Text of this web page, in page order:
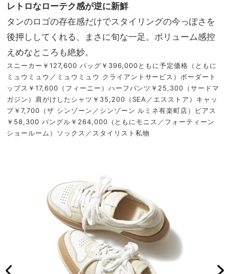
レトロなローテク感が逆に新鮮
タンのロゴの存在感だけでスタイリングの今っぽさを
後押ししてくれる、まさに旬な一足。ボリューム感控
えめなところも絶妙。
スニーカー￥127,600 バッグ￥396,000ともに予定価格（ともに
ミュウミュウ／ミュウミュウ クライアントサービス）ボーダート
ップス￥17,600（フィーニー）ハーフパンツ￥25,300（サードマ
ガジン）肩がけしたシャツ￥35,200（SEA／エスストア）キャッ
プ￥7,700（ザ シンゾーン／シンゾーン ルミネ有楽町店）ピアス
￥58,300 バングル￥264,000（ともにモニス／フォーティーン
ショールーム）ソックス／スタイリスト私物